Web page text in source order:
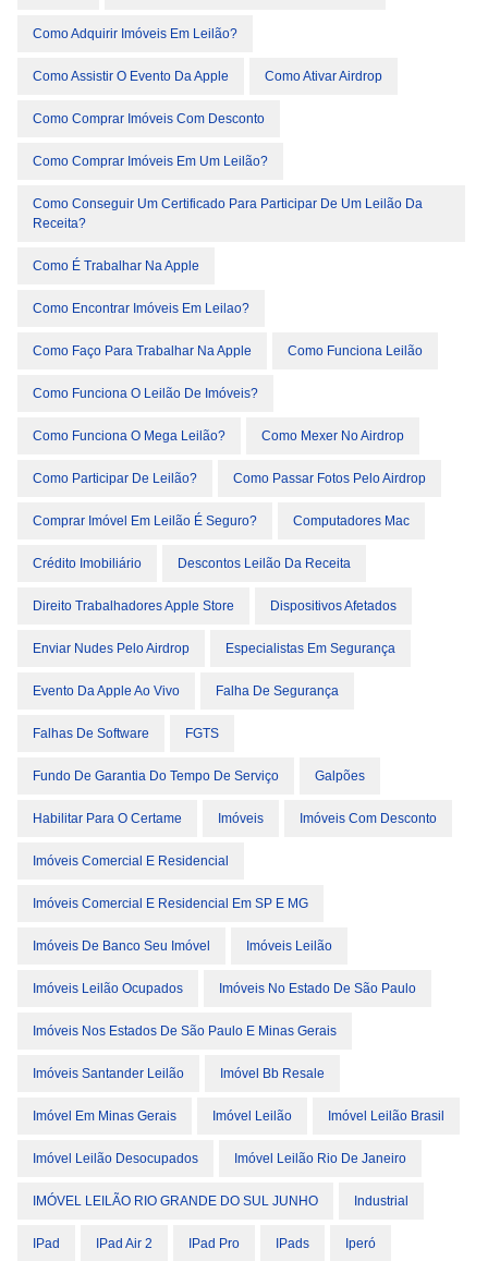
Como Adquirir Imóveis Em Leilão?
Como Assistir O Evento Da Apple Como Ativar Airdrop
Como Comprar Imóveis Com Desconto
Como Comprar Imóveis Em Um Leilão?
Como Conseguir Um Certificado Para Participar De Um Leilão Da
Receita?
Como É Trabalhar Na Apple
Como Encontrar Imóveis Em Leilao?
Como Faço Para Trabalhar Na Apple Como Funciona Leilão
Como Funciona O Leilão De Imóveis?
Como Funciona O Mega Leilão? Como Mexer No Airdrop
Como Participar De Leilão? Como Passar Fotos Pelo Airdrop
Comprar Imóvel Em Leilão É Seguro? Computadores Mac
Crédito Imobiliário Descontos Leilão Da Receita
Direito Trabalhadores Apple Store Dispositivos Afetados
Enviar Nudes Pelo Airdrop Especialistas Em Segurança
Evento Da Apple Ao Vivo Falha De Segurança
Falhas De Software FGTS
Fundo De Garantia Do Tempo De Serviço Galpões
Habilitar Para O Certame Imóveis Imóveis Com Desconto
Imóveis Comercial E Residencial
Imóveis Comercial E Residencial Em SP E MG
Imóveis De Banco Seu Imóvel Imóveis Leilão
Imóveis Leilão Ocupados Imóveis No Estado De São Paulo
Imóveis Nos Estados De São Paulo E Minas Gerais
Imóveis Santander Leilão Imóvel Bb Resale
Imóvel Em Minas Gerais Imóvel Leilão Imóvel Leilão Brasil
Imóvel Leilão Desocupados Imóvel Leilão Rio De Janeiro
IMÓVEL LEILÃO RIO GRANDE DO SUL JUNHO Industrial
IPad IPad Air 2 IPad Pro IPads Iperó